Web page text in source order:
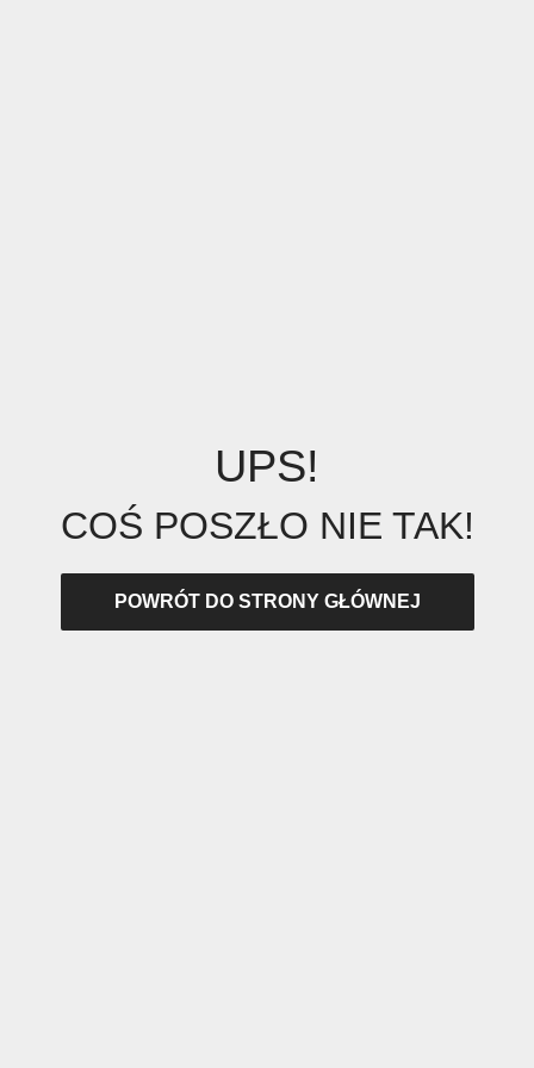
UPS!
COŚ POSZŁO NIE TAK!
POWRÓT DO STRONY GŁÓWNEJ